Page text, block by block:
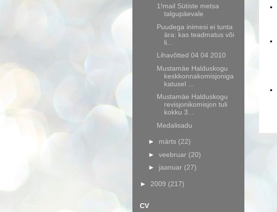
1!mail Sütiste metsa
talgupäevale
Puudega inimesi ei tunta
ära: kas teadmatus või
li...
Lihavõtted 04 04 2010
Mustamäe Halduskogu
keskkonnakomisjoniga
katusel ...
Mustamäe Halduskogu
revisjonikomisjon tuli
kokku 3...
Medalisadu
► märts (22)
► veebruar (20)
► jaanuar (27)
► 2009 (217)
CV